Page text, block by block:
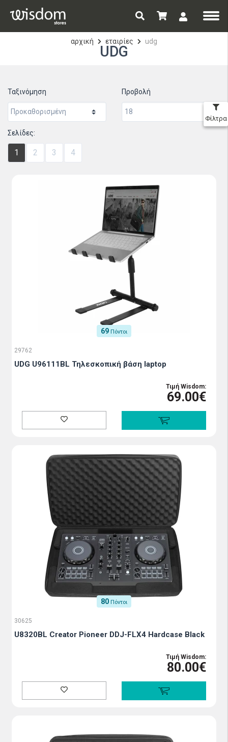
αρχική εταιρίες udg
UDG
Ταξινόμηση Προβολή
Σελίδες:
1 2 3 4
Φίλτρα
69 Πόντοι
29762
UDG U96111BL Τηλεσκοπική βάση laptop
Τιμή Wisdom:
69.00€
80 Πόντοι
30625
U8320BL Creator Pioneer DDJ-FLX4 Hardcase Black
Τιμή Wisdom:
80.00€